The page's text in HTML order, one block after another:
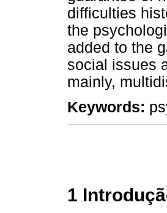
difficulties
the
added to the
social issues
mainly,
Keywords:
1